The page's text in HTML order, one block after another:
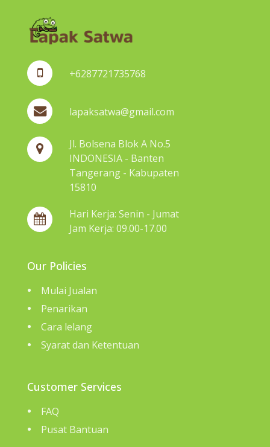
+6287721735768
lapaksatwa@gmail.com
Jl. Bolsena Blok A No.5
INDONESIA - Banten
Tangerang - Kabupaten
15810
Hari Kerja: Senin - Jumat
Jam Kerja: 09.00-17.00
Our Policies
Mulai Jualan
Penarikan
Cara lelang
Syarat dan Ketentuan
Customer Services
FAQ
Pusat Bantuan